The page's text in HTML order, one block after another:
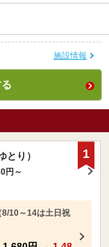
施設情報
とり）
円～
10～14は土日祝
1